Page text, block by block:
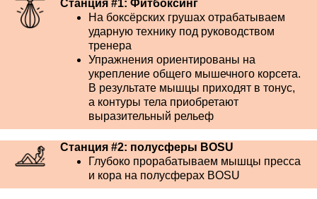
Станция #1: Фитбоксинг
На боксёрских грушах отрабатываем
ударную технику под руководством
тренера
Упражнения ориентированы на
укрепление общего мышечного корсета.
В результате мышцы приходят в тонус,
а контуры тела приобретают
выразительный рельеф
Станция #2: полусферы BOSU
Глубоко прорабатываем мышцы пресса
и кора на полусферах BOSU